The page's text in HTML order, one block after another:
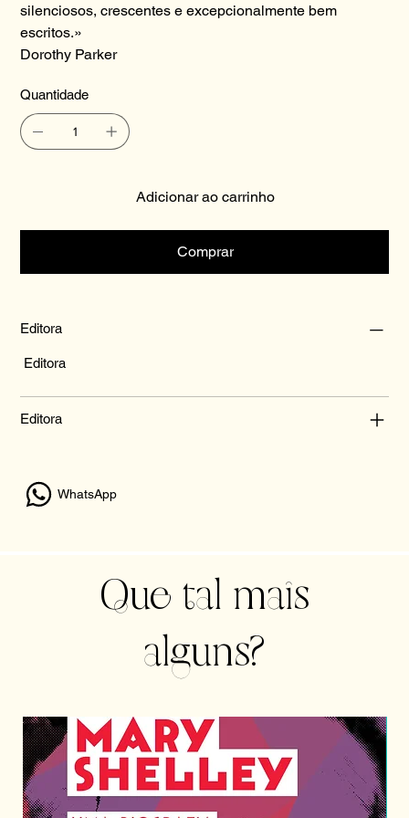
silenciosos, crescentes e excepcionalmente bem
escritos.»
Dorothy Parker
Quantidade
Adicionar ao carrinho
Comprar
Editora
Editora
Editora
WhatsApp
Que tal mais
alguns?